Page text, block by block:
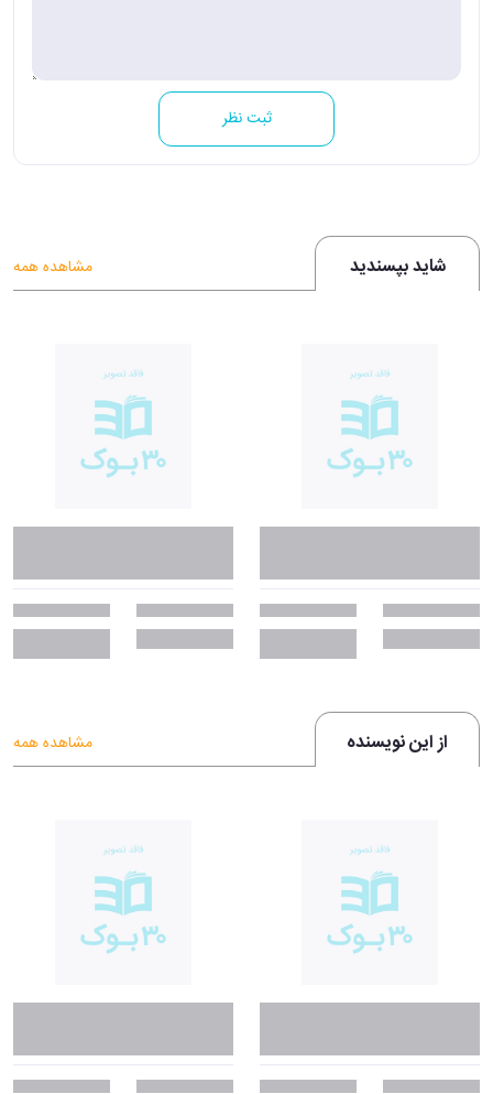
ثبت نظر
شاید بپسندید مشاهده همه
از این نویسنده مشاهده همه